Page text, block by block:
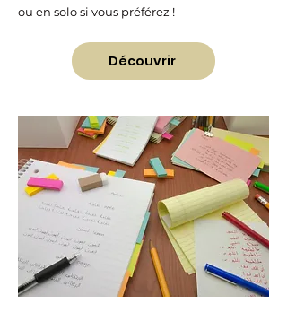
ou en solo si vous préférez !
Découvrir